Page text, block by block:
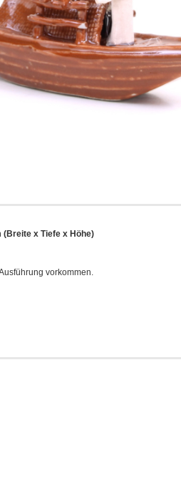
(Breite x Tiefe x Höhe)
vorkommen.